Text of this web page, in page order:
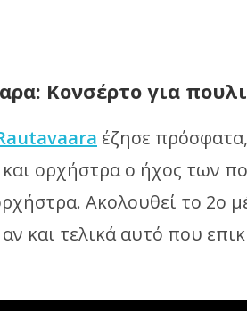
Κονσέρτο για
έζησε
ορχήστρα ο ήχος των
Ακολουθεί το 2ο
και τελικά αυτό που